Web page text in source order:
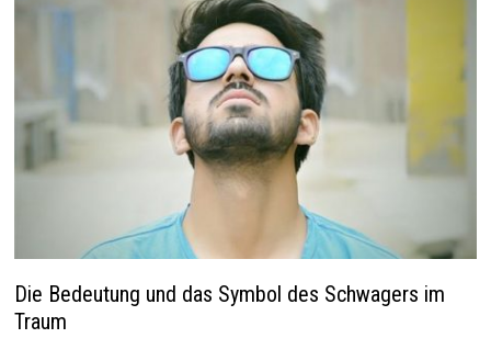
Die Bedeutung und das Symbol des Schwagers im
Traum